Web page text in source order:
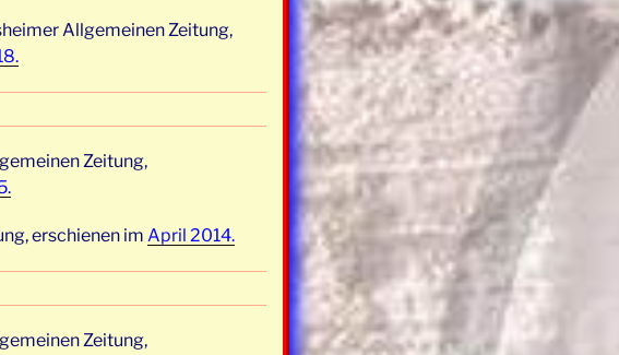
Allgemeinen Zeitung,
Zeitung,
erschienen im April 2014.
Zeitung,